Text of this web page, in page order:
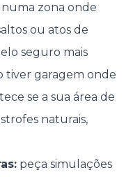
zona onde
ou atos de
seguro mais
tiver garagem onde
se a sua área de
naturais,
peça simulações